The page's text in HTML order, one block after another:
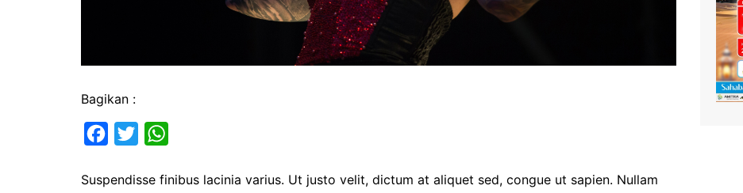
Bagikan :
c
i
a
Suspendisse finibus lacinia varius. Ut justo velit, dictum at aliquet sed, congue ut sapien. Nullam